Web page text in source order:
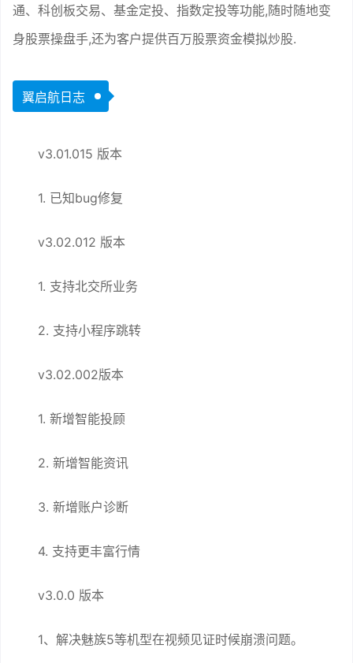
通、科创板交易、基金定投、指数定投等功能,随时随地变
身股票操盘手,还为客户提供百万股票资金模拟炒股.
翼启航日志
v3.01.015 版本
1. 已知bug修复
v3.02.012 版本
1. 支持北交所业务
2. 支持小程序跳转
v3.02.002版本
1. 新增智能投顾
2. 新增智能资讯
3. 新增账户诊断
4. 支持更丰富行情
v3.0.0 版本
1、解决魅族5等机型在视频见证时候崩溃问题。